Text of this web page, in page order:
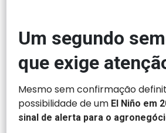
Um segundo
que exige
Mesmo sem confirmação
possibilidade de um El Niño em
sinal de alerta para o